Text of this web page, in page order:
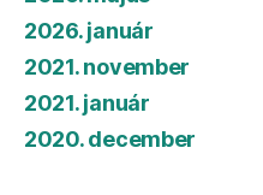
2026. január
2021. november
2021. január
2020. december